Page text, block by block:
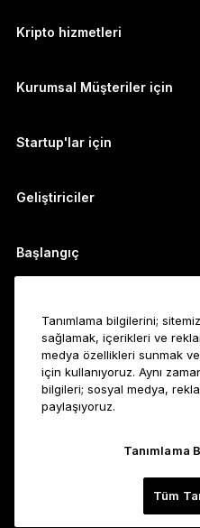
Ledger Stax
Ledger Nano Classics
Paket Teklifler
Tüm ürünler
Ethereum cüzdanı
Cardano cüzdanı
Monero cüzdanı
Tüm varlıkları görün
Kripto hizmetleri
Kripto satın alın
Kripto takas edin
Kurumsal Müşteriler için
Startup'lar için
Geliştiriciler
Başlangıç
Ledger cihazınızı kullanmaya
Bitcoin nasıl alınır?
Bitcoin Donanım Cüzdanı
Ödül programı
Bayiler
Ledger Basın Kiti
Kariyer
Ledger’a katılın
Tüm pozisyonlar
Hakkında
Blog
Satış Şart ve Koşulları
Tanımlama bilgilerini;
sağlamak, içerikleri ve
medya özellikleri sunmak
için kullanıyoruz. Aynı
bilgileri; sosyal medya,
paylaşıyoruz.
Tanımlama
Tüm